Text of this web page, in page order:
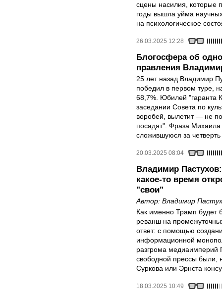
сцены насилия, которые
годы вышла уйма
на психологическое
26.03.2025 12:28
Блогосфера об
правления
25 лет назад Владимир
победил в первом туре,
68,7%. Юбилей "гаранта
заседании Совета по
воробей, вылетит — не
посадят". Фраза
сложившуюся за четверть
20.03.2025 08:04
Владимир
какое-то время
"свои"
Автор: Владимир
Как именно Трамп будет
реванш на
ответ: с помощью
информационной
разгрома медиаимперий
свободной прессы были,
Суркова или Эрнста
18.03.2025 10:49